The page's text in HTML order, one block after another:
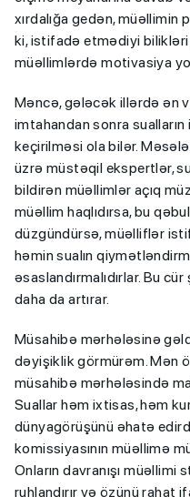
xırdalığa gedən,
ki, istifadə etmədiyi bilikləri
müəllimlərdə motivasiya
Məncə, gələcək illərdə ən
imtahandan sonra
keçirilməsi ola bilər.
üzrə müstəqil ekspertlər,
bildirən müəllimlər açıq
müəllim haqlıdırsa, bu
düzgündürsə, müəlliflər
həmin sualın
əsaslandırmalıdırlar. Bu
daha da artırar.
Müsahibə mərhələsinə
dəyişiklik görmürəm. Mən
müsahibə mərhələsində
Suallar həm ixtisas, həm
dünyagörüşünü əhatə
komissiyasının müəllimə
Onların davranışı müəllimi
ruhlandırır və özünü rahat